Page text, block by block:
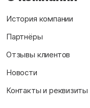
История компании
Партнёры
Отзывы клиентов
Новости
Контакты и реквизиты